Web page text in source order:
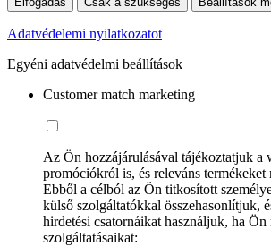
Adatvédelemi nyilatkozatot
Egyéni adatvédelmi beállítások
Customer match marketing
Az Ön hozzájárulásával tájékoztatjuk
promóciókról is, és releváns
Ebből a célból az Ön titkosított
külső szolgáltatókkal összehasonlítjuk,
hirdetési csatornáikat használjuk, ha Ön
szolgáltatásaikat: